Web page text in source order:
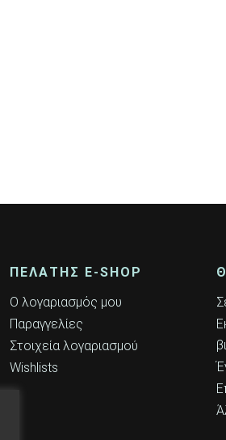
ΠΕΛΆΤΗΣ E-SHOP
Ο λογαριασμός μου
Παραγγελίες
Στοιχεία λογαριασμού
Wishlists